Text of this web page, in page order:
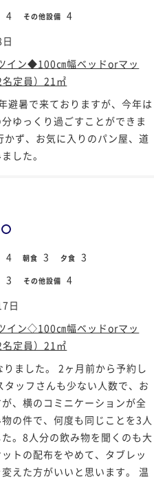
4 その他設備 4
イン◆100㎝幅ベッドorマッ
名定員）21㎡
避暑で来ておりますが、今年は
ゆっくり過ごすことができま
かず、お気に入りのパン屋、道
した。
4 朝食 3 夕食 3
3 その他設備 4
日
イン◇100㎝幅ベッドorマッ
名定員）21㎡
ました。 2ヶ月前から予約し
ッフさんも少ない人数で、お
、横のコミニケーションが全
の件で、何度も同じことを3人
。8人分の飲み物を聞くのも大
トの配布をやめて、タブレッ
えた方がいいと思います。 温